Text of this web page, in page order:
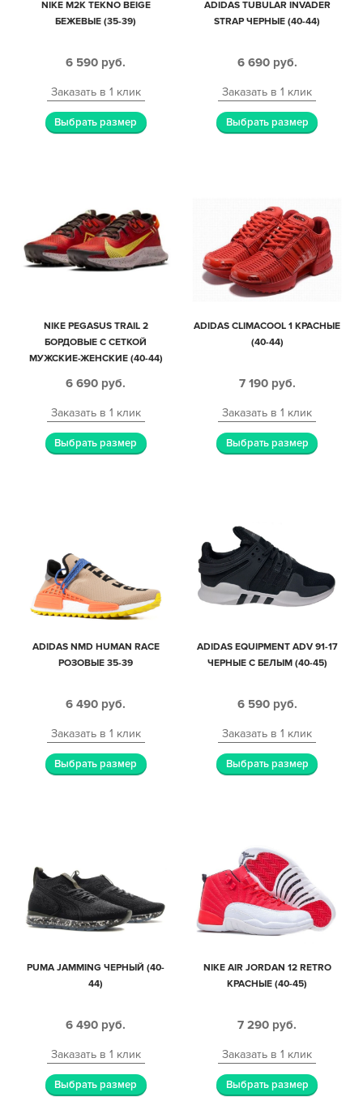
NIKE M2K TEKNO BEIGE
БЕЖЕВЫЕ (35-39)
6 590 руб.
Заказать в 1 клик
Выбрать размер
ADIDAS TUBULAR INVADER
STRAP ЧЕРНЫЕ (40-44)
6 690 руб.
Заказать в 1 клик
Выбрать размер
NIKE PEGASUS TRAIL 2
БОРДОВЫЕ С СЕТКОЙ
МУЖСКИЕ-ЖЕНСКИЕ (40-44)
6 690 руб.
Заказать в 1 клик
Выбрать размер
ADIDAS CLIMACOOL 1 КРАСНЫЕ
(40-44)
7 190 руб.
Заказать в 1 клик
Выбрать размер
ADIDAS NMD HUMAN RACE
РОЗОВЫЕ 35-39
6 490 руб.
Заказать в 1 клик
Выбрать размер
ADIDAS EQUIPMENT ADV 91-17
ЧЕРНЫЕ С БЕЛЫМ (40-45)
6 590 руб.
Заказать в 1 клик
Выбрать размер
PUMA JAMMING ЧЕРНЫЙ (40-
44)
6 490 руб.
Заказать в 1 клик
Выбрать размер
NIKE AIR JORDAN 12 RETRO
КРАСНЫЕ (40-45)
7 290 руб.
Заказать в 1 клик
Выбрать размер